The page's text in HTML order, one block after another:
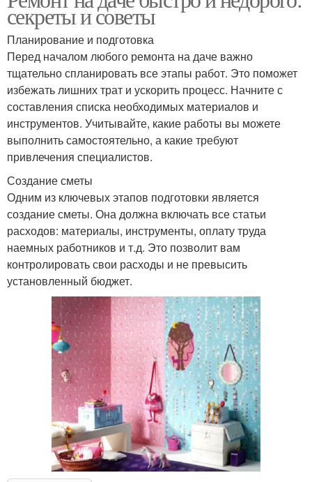
секреты и советы
Планирование и подготовка
Перед началом любого ремонта на даче важно
тщательно спланировать все этапы работ. Это поможет
избежать лишних трат и ускорить процесс. Начните с
составления списка необходимых материалов и
инструментов. Учитывайте, какие работы вы можете
выполнить самостоятельно, а какие требуют
привлечения специалистов.
Создание сметы
Одним из ключевых этапов подготовки является
создание сметы. Она должна включать все статьи
расходов: материалы, инструменты, оплату труда
наемных работников и т.д. Это позволит вам
контролировать свои расходы и не превысить
установленный бюджет.